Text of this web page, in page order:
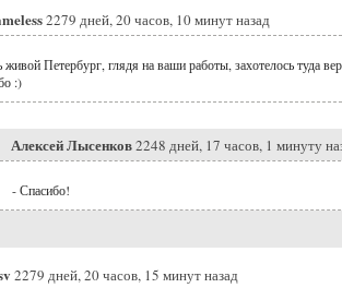
2279 дней, 20 часов, 10 минут назад
Петербург, глядя на ваши работы, захотелось туда
:)
Алексей Лысенков2248 дней, 17 часов, 1 минуту
- Спасибо!
2279 дней, 20 часов, 15 минут назад